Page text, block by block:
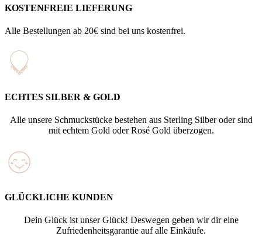
KOSTENFREIE LIEFERUNG
Alle Bestellungen ab 20€ sind bei uns kostenfrei.
ECHTES SILBER & GOLD
Alle unsere Schmuckstücke bestehen aus Sterling Silber oder sind
mit echtem Gold oder Rosé Gold überzogen.
GLÜCKLICHE KUNDEN
Dein Glück ist unser Glück! Deswegen geben wir dir eine
Zufriedenheitsgarantie auf alle Einkäufe.